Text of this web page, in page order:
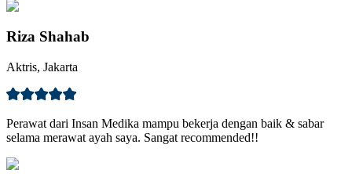
Riza Shahab
Aktris, Jakarta
Perawat dari Insan Medika mampu bekerja dengan baik & sabar
selama merawat ayah saya. Sangat recommended!!